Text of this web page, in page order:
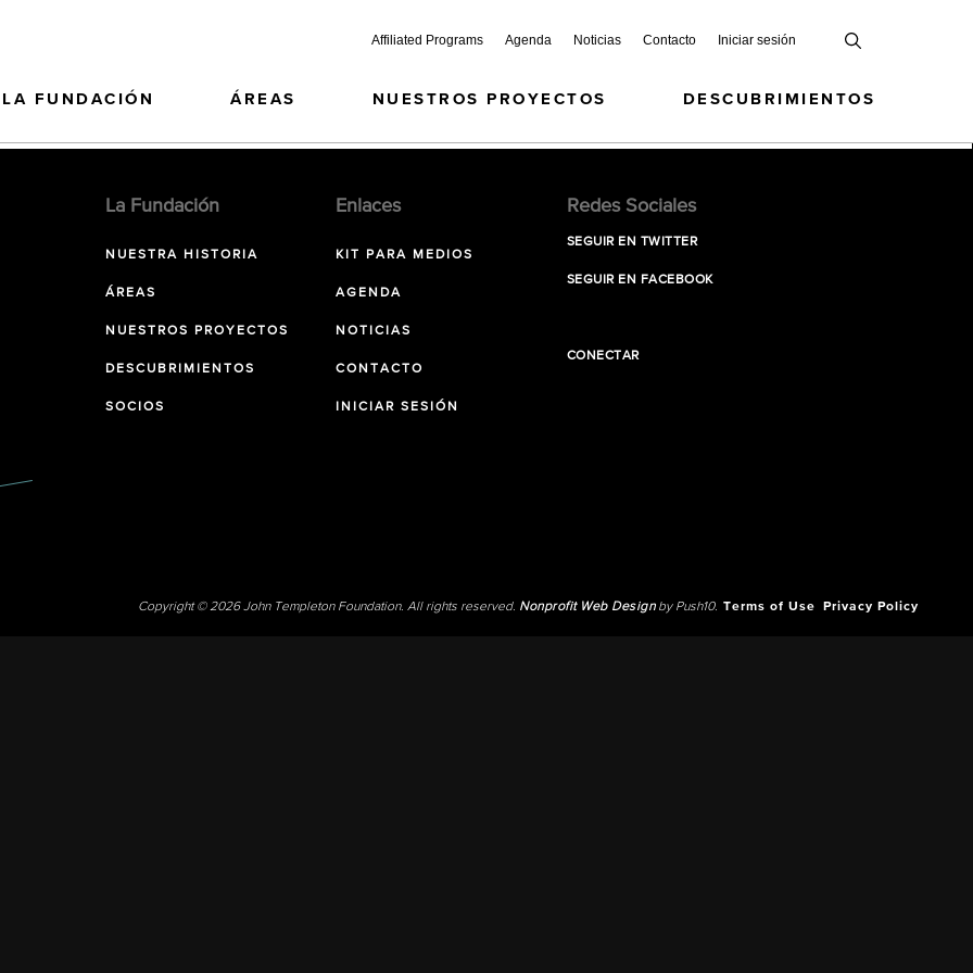
Affiliated Programs Agenda Noticias Contacto Iniciar sesión
LA FUNDACIÓN ÁREAS NUESTROS PROYECTOS DESCUBRIMIENTOS
La Fundación
NUESTRA HISTORIA
ÁREAS
NUESTROS PROYECTOS
DESCUBRIMIENTOS
SOCIOS
Enlaces
KIT PARA MEDIOS
AGENDA
NOTICIAS
CONTACTO
INICIAR SESIÓN
Redes Sociales
SEGUIR EN TWITTER
SEGUIR EN FACEBOOK
CONECTAR
Copyright © 2026 John Templeton Foundation. All rights reserved. Nonprofit Web Designby Push10. Terms of Use Privacy Policy